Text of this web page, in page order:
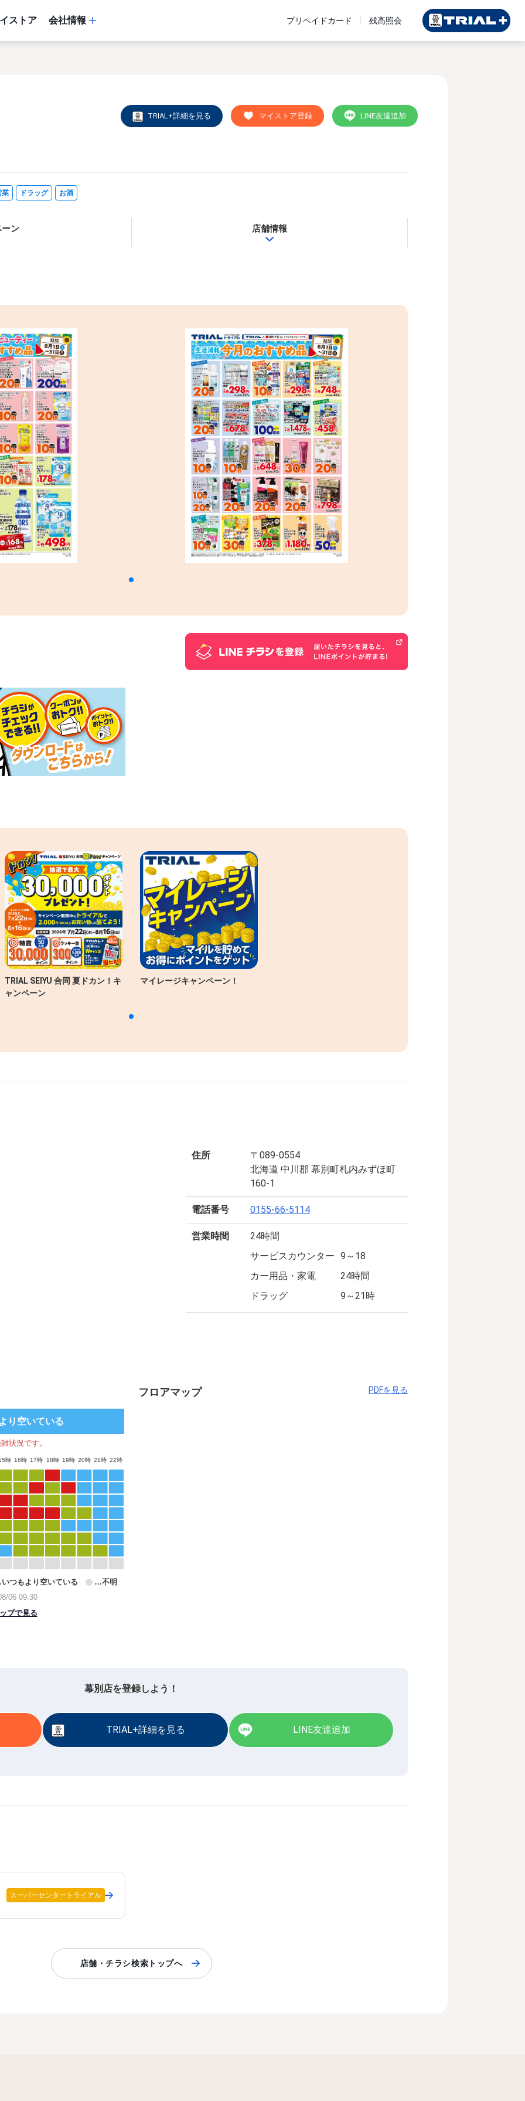
ストア 会社情報 プリペイドカード 残高照会
業 ドラッグ お酒
TRIAL+詳細を見る マイストア登録 LINE友達追加
ン 店舗情報
TRIAL SEIYU 合同 夏ドカン！キ
ャンペーン
マイレージキャンペーン！
住所
〒089-0554
北海道 中川郡 幕別町札内みずほ町
160-1
電話番号 0155-66-5114
営業時間
24時間
サービスカウンター 9～18
カー用品・家電
24時間
ドラッグ
9～21時
フロアマップ PDFを見る
幕別店を登録しよう！
TRIAL+詳細を見る LINE友達追加
スーパーセンタートライアル
店舗・チラシ検索トップへ